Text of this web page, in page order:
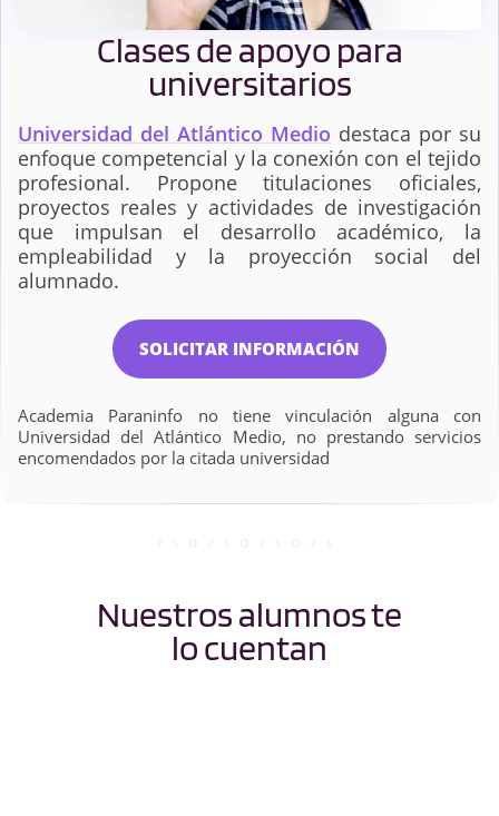
Clases de apoyo para
universitarios
Universidad del Atlántico Medio destaca por su
enfoque competencial y la conexión con el tejido
profesional. Propone titulaciones oficiales,
proyectos reales y actividades de investigación
que impulsan el desarrollo académico, la
empleabilidad y la proyección social del
alumnado.
SOLICITAR INFORMACIÓN
Academia Paraninfo no tiene vinculación alguna con
Universidad del Atlántico Medio, no prestando servicios
encomendados por la citada universidad
Nuestros alumnos te
lo cuentan